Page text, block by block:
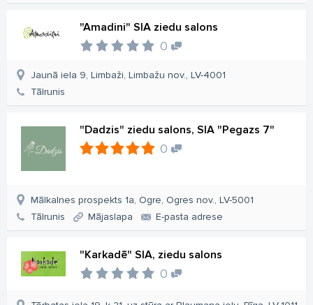
"Amadini" SIA ziedu salons
0
Jaunā iela 9, Limbaži, Limbažu nov., LV-4001
Tālrunis
"Dadzis" ziedu salons, SIA "Pegazs 7"
0
Mālkalnes prospekts 1a, Ogre, Ogres nov., LV-5001
Tālrunis
Mājaslapa E-pasta adrese
"Karkadē" SIA, ziedu salons
0